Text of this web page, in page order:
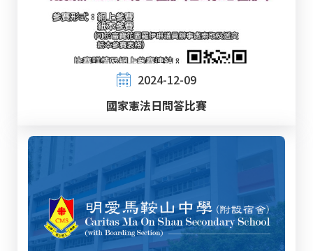
2024-12-09
國家憲法日問答比賽